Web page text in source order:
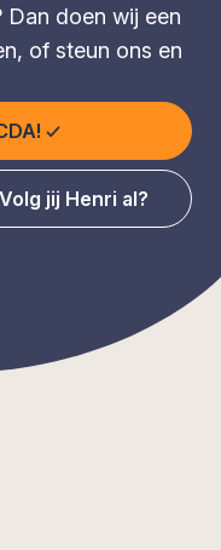
Dan doen wij een
of steun ons en
Volg jij Henri al?